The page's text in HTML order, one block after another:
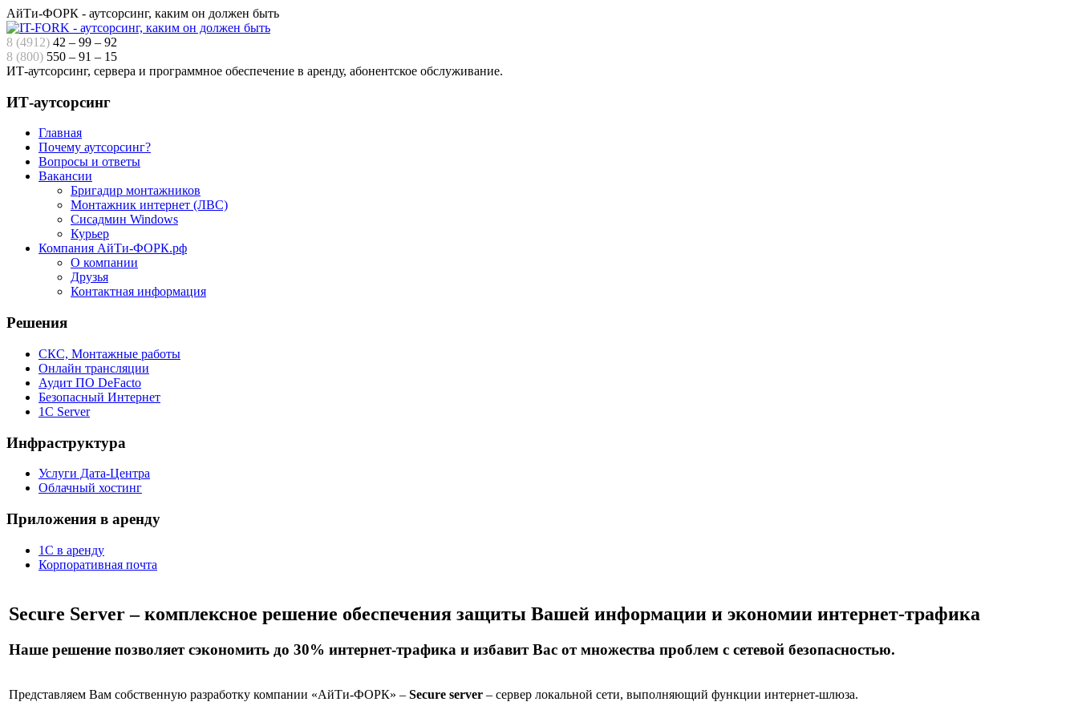
АйТи-ФОРК - аутсорсинг, каким он должен быть
8 (4912) 42 – 99 – 92
8 (800) 550 – 91 – 15
ИТ-аутсорсинг, сервера и программное обеспечение в аренду, абонентское обслуживание.
ИТ-аутсорсинг
Главная
Почему аутсорсинг?
Вопросы и ответы
Вакансии
Бригадир монтажников
Монтажник интернет (ЛВС)
Сисадмин Windows
Курьер
Компания АйТи-ФОРК.рф
О компании
Друзья
Контактная информация
Решения
СКС, Монтажные работы
Онлайн трансляции
Аудит ПО DeFacto
Безопасный Интернет
1C Server
Инфраструктура
Услуги Дата-Центра
Облачный хостинг
Приложения в аренду
1С в аренду
Корпоративная почта
Secure Server – комплексное решение обеспечения защиты Вашей информации и экономии интернет-трафика
Наше решение позволяет сэкономить до 30% интернет-трафика и избавит Вас от множества проблем с сетевой безопасностью.
Представляем Вам собственную разработку компании «АйТи-ФОРК» – Secure server – сервер локальной сети, выполняющий функции интернет-шлюза.